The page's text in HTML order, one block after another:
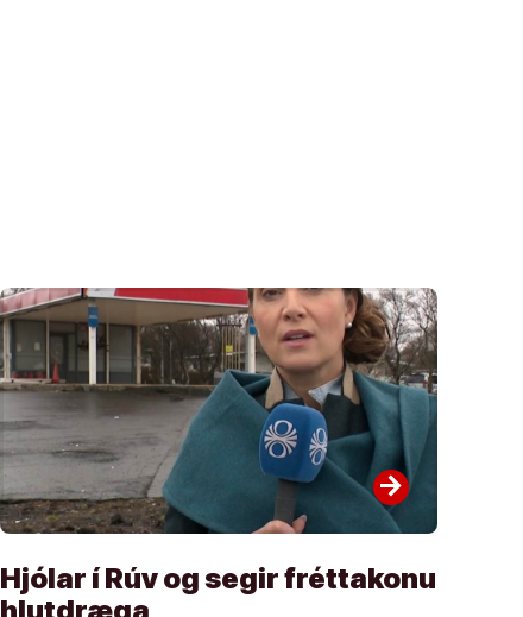
arrow_forward
Hjólar í Rúv og segir fréttakonu